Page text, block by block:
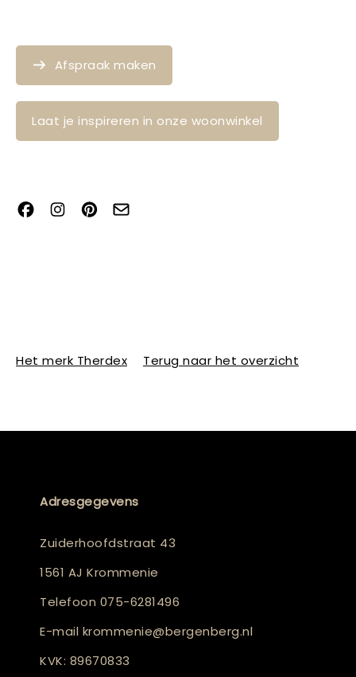
Afspraak maken
Laat je inspireren in onze woonwinkel
Het merk Therdex Terug naar het overzicht
Adresgegevens
Zuiderhoofdstraat 43
1561 AJ Krommenie
Telefoon 075-6281496
E-mail krommenie@bergenberg.nl
KVK: 89670833